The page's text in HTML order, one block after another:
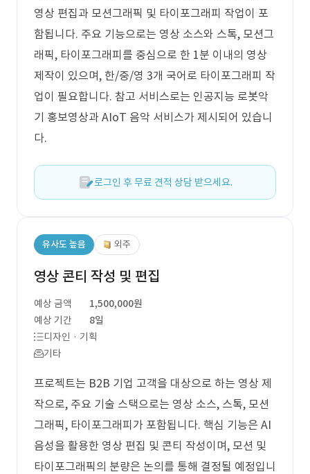
영상 편집과 모션그래픽 및 타이포그래피 작업이 포
함됩니다. 주요 기능으로는 영상 소스와 스톡, 모션그
래픽, 타이포그래피를 중심으로 한 1분 이내의 영상
제작이 있으며, 한/중/영 3개 국어로 타이포그래피 작
업이 필요합니다. 참고 서비스로는 인공지능 로봇악
기 홍보영상과 AIoT 음악 서비스가 제시되어 있습니
다.
로그인 후 무료 견적 상담 받으세요.
유사도 높음 외주
영상 콘티 작성 및 편집
예상 금액
1,500,000원
예상 기간
8일
디자인 · 기획
기타
프로젝트는 B2B 기업 고객을 대상으로 하는 영상 제
작으로, 주요 기술 스택으로는 영상 소스, 스톡, 모션
그래픽, 타이포그래피가 포함됩니다. 핵심 기능은 AI
음성을 활용한 영상 편집 및 콘티 작성이며, 모션 및
타이포그래픽의 분량은 논의를 통해 결정될 예정입니